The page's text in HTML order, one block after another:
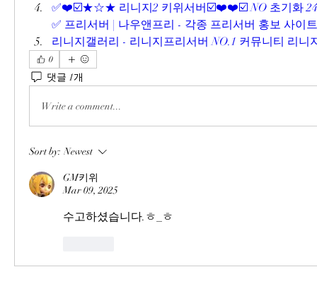
✅❤️☑️★☆★ 리니지2 키위서버☑️❤️❤️☑️ NO 초기화
✅ 프리서버 | 나우앤프리 - 각종 프리서버 홍보 사이트
리니지갤러리 - 리니지프리서버 NO.1 커뮤니티 리니
0
댓글 1개
Write a comment...
Sort by: Newest
GM키위
Mar 09, 2025
수고하셨습니다.ㅎ_ㅎ